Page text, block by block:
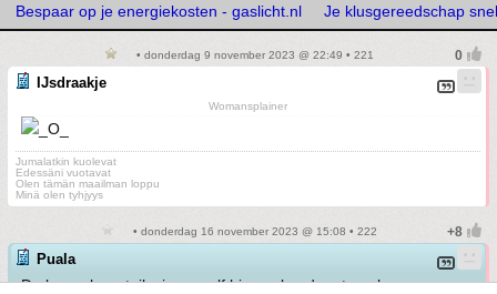
Bespaar op je energiekosten - gaslicht.nl Je klusgereedschap
• donderdag 9 november 2023 @ 22:49 • 221
IJsdraakje
Womansplainer
Jumalatkin kuolevat
Edessäni vuotavat
Olen tämän maailman loppu
Minä olen tyhjyys
• donderdag 16 november 2023 @ 15:08 • 222
Puala
De kraan hangt, ik zie mezelf hier wel onder staan hoor